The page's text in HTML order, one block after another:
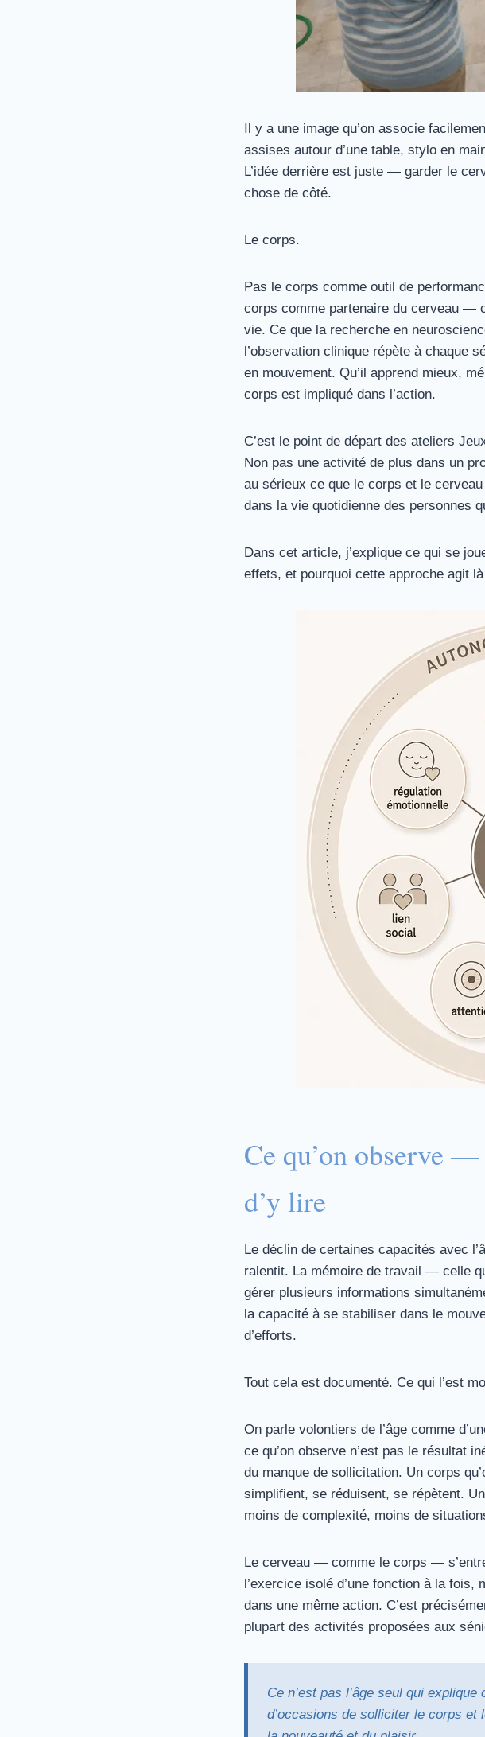
Il y a une image qu’on associe
assises autour d’une table, stylo en
L’idée derrière est juste — garder le
chose de côté.
Le corps.
Pas le corps comme outil de
corps comme partenaire du cerveau —
vie. Ce que la recherche en
l’observation clinique répète à chaque
en mouvement. Qu’il apprend mieux,
corps est impliqué dans l’action.
C’est le point de départ des ateliers
Non pas une activité de plus dans un
au sérieux ce que le corps et le
dans la vie quotidienne des personnes
Dans cet article, j’explique ce qui se
effets, et pourquoi cette approche agit
Ce qu’on observe
d’y lire
Le déclin de certaines capacités avec
ralentit. La mémoire de travail — celle
gérer plusieurs informations
la capacité à se stabiliser dans le
d’efforts.
Tout cela est documenté. Ce qui l’est
On parle volontiers de l’âge comme
ce qu’on observe n’est pas le résultat
du manque de sollicitation. Un corps
simplifient, se réduisent, se répètent.
moins de complexité, moins de
Le cerveau — comme le corps —
l’exercice isolé d’une fonction à la
dans une même action. C’est
plupart des activités proposées aux
Ce n’est pas l’âge seul qui
d’occasions de solliciter le corps et